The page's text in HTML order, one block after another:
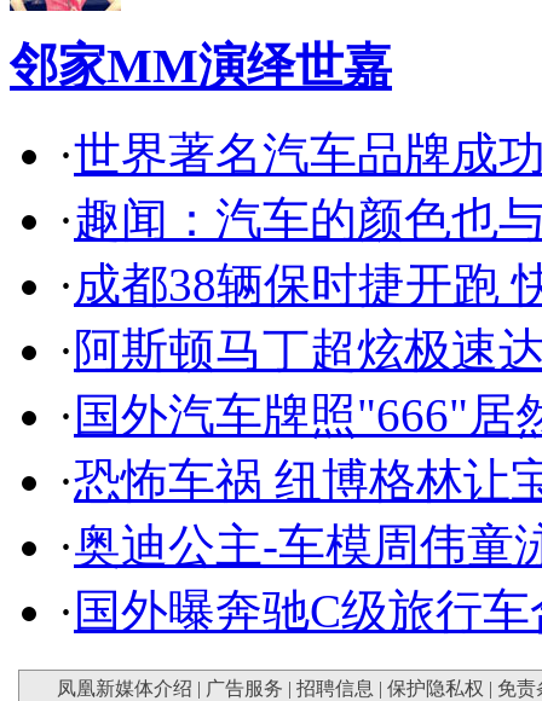
邻家MM演绎世嘉
·世界著名汽车品牌成
·趣闻：汽车的颜色也
·成都38辆保时捷开跑
·阿斯顿马丁超炫极速
· 国外汽车牌照"666"居
·恐怖车祸 纽博格林让
·奥迪公主-车模周伟童
· 国外曝奔驰C级旅行
凤凰新媒体介绍 | 广告服务 | 招聘信息 | 保护隐私权 | 免责